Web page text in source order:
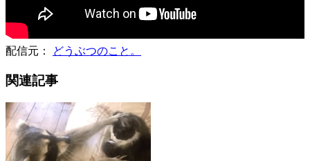
配信元： どうぶつのこと。
関連記事